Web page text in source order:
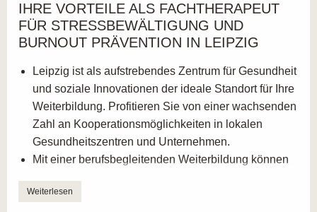
IHRE VORTEILE ALS FACHTHERAPEUT
FÜR STRESSBEWÄLTIGUNG UND
BURNOUT PRÄVENTION IN LEIPZIG
Leipzig ist als aufstrebendes Zentrum für Gesundheit
und soziale Innovationen der ideale Standort für Ihre
Weiterbildung. Profitieren Sie von einer wachsenden
Zahl an Kooperationsmöglichkeiten in lokalen
Gesundheitszentren und Unternehmen.
Mit einer berufsbegleitenden Weiterbildung können
integrieren und Ihr Fachwissen direkt in die Praxis
Weiterlesen